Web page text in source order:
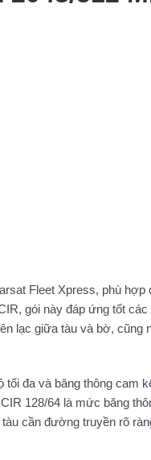
Fleet Xpress, phù hợp
gói này đáp ứng tốt
lạc giữa tàu và bờ, cũng
đa và băng thông cam
128/64 là mức băng
cần đường truyền rõ